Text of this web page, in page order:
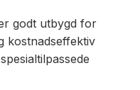
godt utbygd for
kostnadseffektiv